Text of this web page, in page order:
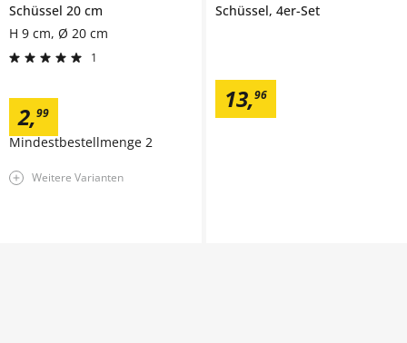
Schüssel 20 cm
H 9 cm, Ø 20 cm
1
2,99
Mindestbestellmenge 2
Weitere Varianten
Schüssel, 4er-Set
13,96